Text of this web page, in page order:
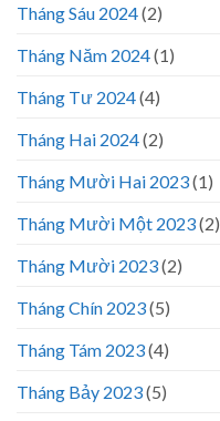
Tháng Sáu 2024(2)
Tháng Năm 2024(1)
Tháng Tư 2024(4)
Tháng Hai 2024(2)
Tháng Mười Hai 2023(1)
Tháng Mười Một 2023(2)
Tháng Mười 2023(2)
Tháng Chín 2023(5)
Tháng Tám 2023(4)
Tháng Bảy 2023(5)